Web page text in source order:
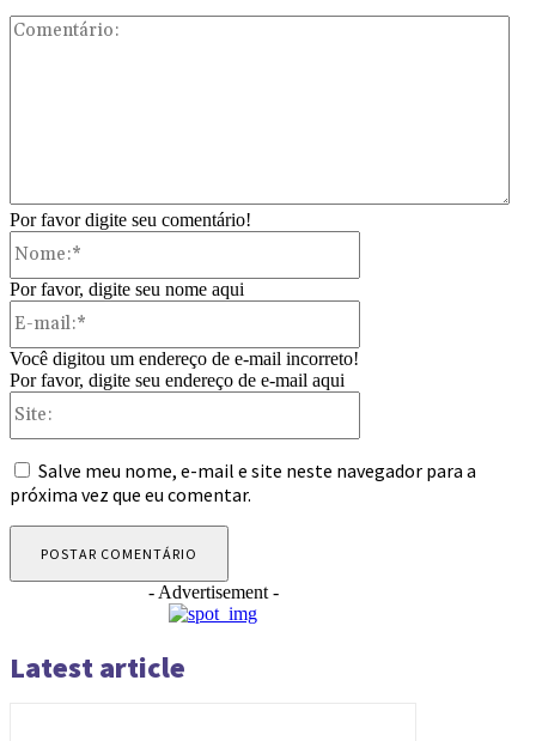
Por favor digite seu comentário!
Por favor, digite seu nome aqui
Você digitou um endereço de e-mail incorreto!
Por favor, digite seu endereço de e-mail aqui
Salve meu nome, e-mail e site neste navegador para a
próxima vez que eu comentar.
- Advertisement -
Latest article